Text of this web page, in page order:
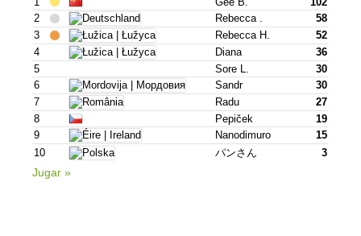
2
Rebecca .
58
3
Rebecca H.
52
4
Diana
36
5
Sore L.
30
6
Sandr
30
7
Radu
27
8
Pepiček
19
9
Nanodimuro
15
10
パンさん 3
Jugar »